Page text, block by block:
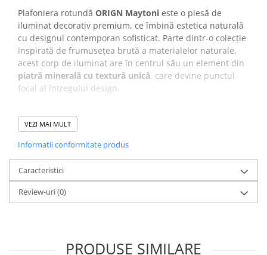
Plafoniera rotundă ORIGN Maytoni este o piesă de
iluminat decorativ premium, ce îmbină estetica naturală
cu designul contemporan sofisticat. Parte dintr-o colecție
inspirată de frumusețea brută a materialelor naturale,
acest corp de iluminat are în centrul său un element din
piatră minerală cu textură unică, care devine punctul
focal al întregului design.
620 lmla o temperatură caldă de
lumini și umbrepe suprafața reliefată a pietrei
transformă plafoniera într-un element decorativ
spectaculos, ideal pentru livinguri, dormitoare sau spații
de recepție.
vizual discret, dar puternic. Designul său evidențiază
VEZI MAI MULT
Informatii conformitate produs
Caracteristici
Review-uri(0)
PRODUSE SIMILARE